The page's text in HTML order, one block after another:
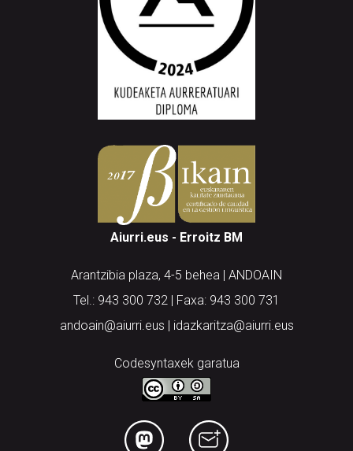
Aiurri.eus - Erroitz BM
Arantzibia plaza, 4-5 behea | ANDOAIN
Tel.: 943 300 732 | Faxa: 943 300 731
andoain@aiurri.eus | idazkaritza@aiurri.eus
Codesyntaxek garatua